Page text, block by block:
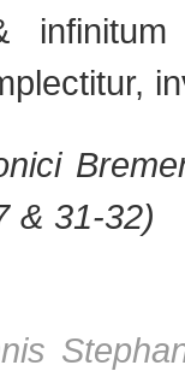
infinitum
& 31-32)